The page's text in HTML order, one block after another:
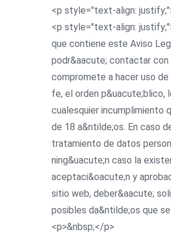
<p style="text-align:
<p style="text-align:
que contiene este Aviso
podr&aacute; contactar con
compromete a hacer uso
fe, el orden p&uacute;blico,
cualesquier incumplimiento
de 18 a&ntilde;os. En caso
tratamiento de datos
ning&uacute;n caso la
aceptaci&oacute;n y
sitio web, deber&aacute;
posibles da&ntilde;os que
<p>&nbsp;</p>